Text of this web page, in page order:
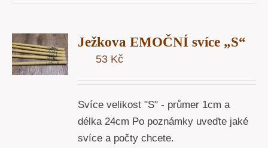
Ježkova EMOČNÍ svíce „S“
53 Kč
Svíce velikost "S" - průmer 1cm a
délka 24cm Po poznámky uveďte jaké
svíce a počty chcete.